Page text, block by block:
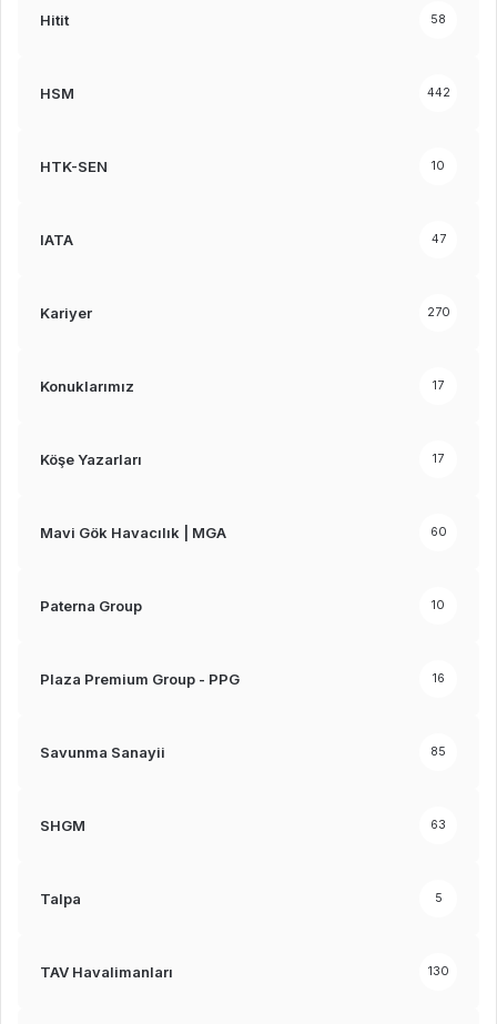
Hitit 58
HSM 442
HTK-SEN 10
IATA 47
Kariyer 270
Konuklarımız 17
Köşe Yazarları 17
Mavi Gök Havacılık | MGA 60
Paterna Group 10
Plaza Premium Group - PPG 16
Savunma Sanayii 85
SHGM 63
Talpa 5
TAV Havalimanları 130